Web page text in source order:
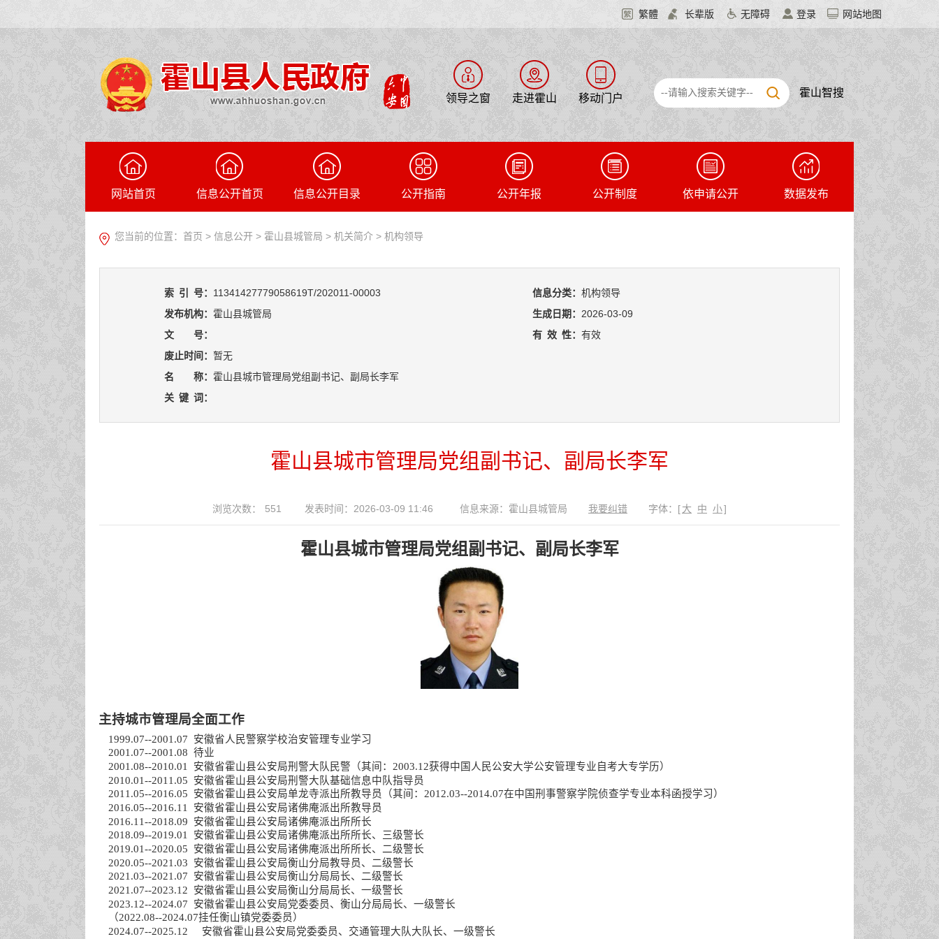
繁體 长辈版 无障碍 登录 网站地图
领导之窗 走进霍山 移动门户 霍山智搜
网站首页 信息公开首页 信息公开目录 公开指南 公开年报 公开制度 依申请公开 数据发布
您当前的位置： 首页 > 信息公开 > 霍山县城管局 > 机关简介 > 机构领导
索 引 号： 11341427779058619T/202011-00003 信息分类： 机构领导
发布机构： 霍山县城管局 生成日期： 2026-03-09
文 号：
有 效 性： 有效
废止时间： 暂无
名 称： 霍山县城市管理局党组副书记、副局长李军
关 键 词：
霍山县城市管理局党组副书记、副局长李军
浏览次数： 551 发表时间：2026-03-09 11:46 信息来源：霍山县城管局 我要纠错 字体： [大 中 小]
霍山县城市管理局党组副书记、副局长李军
主持城市管理局全面工作
1999.07--2001.07 安徽省人民警察学校治安管理专业学习
2001.07--2001.08 待业
2001.08--2010.01 安徽省霍山县公安局刑警大队民警（其间：2003.12获得中国人民公安大学公安管理专业自考大专学历）
2010.01--2011.05 安徽省霍山县公安局刑警大队基础信息中队指导员
2011.05--2016.05 安徽省霍山县公安局单龙寺派出所教导员（其间：2012.03--2014.07在中国刑事警察学院侦查学专业本科函授学习）
2016.05--2016.11 安徽省霍山县公安局诸佛庵派出所教导员
2016.11--2018.09 安徽省霍山县公安局诸佛庵派出所所长
2018.09--2019.01 安徽省霍山县公安局诸佛庵派出所所长、三级警长
2019.01--2020.05 安徽省霍山县公安局诸佛庵派出所所长、二级警长
2020.05--2021.03 安徽省霍山县公安局衡山分局教导员、二级警长
2021.03--2021.07 安徽省霍山县公安局衡山分局局长、二级警长
2021.07--2023.12 安徽省霍山县公安局衡山分局局长、一级警长
2023.12--2024.07 安徽省霍山县公安局党委委员、衡山分局局长、一级警长
（2022.08--2024.07挂任衡山镇党委委员）
2024.07--2025.12 安徽省霍山县公安局党委委员、交通管理大队大队长、一级警长